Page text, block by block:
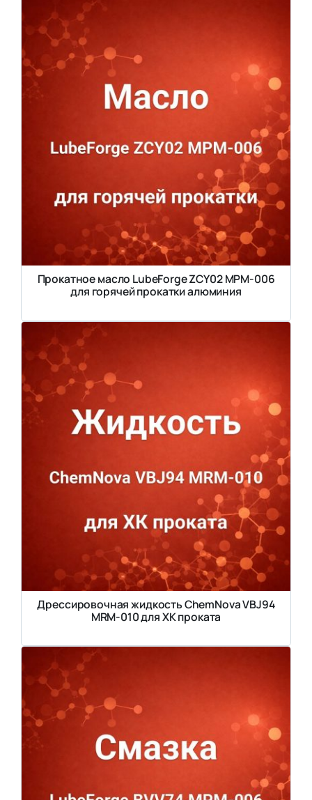
Прокатное масло LubeForge ZCY02 MPM-006
для горячей прокатки алюминия
Дрессировочная жидкость ChemNova VBJ94
MRM-010 для ХК проката